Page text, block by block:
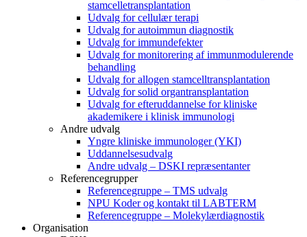
stamcelletransplantation
Udvalg for cellulær terapi
Udvalg for autoimmun diagnostik
Udvalg for immundefekter
Udvalg for monitorering af immunmodulerende
behandling
Udvalg for allogen stamcelltransplantation
Udvalg for solid organtransplantation
Udvalg for efteruddannelse for kliniske
akademikere i klinisk immunologi
Andre udvalg
Yngre kliniske immunologer (YKI)
Uddannelsesudvalg
Andre udvalg – DSKI repræsentanter
Referencegrupper
Referencegruppe – TMS udvalg
NPU Koder og kontakt til LABTERM
Referencegruppe – Molekylærdiagnostik
Organisation